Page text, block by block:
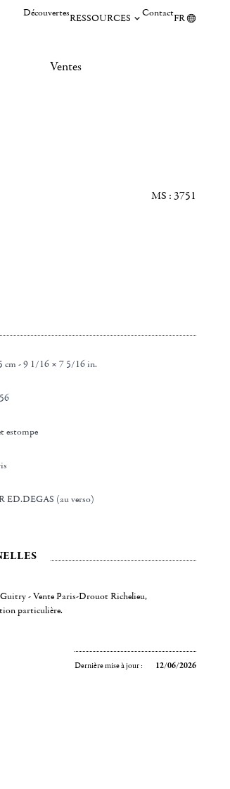
DécouvertesRESSOURCES ContactFR
Ventes
MS : 3751
cm - 9 1/16 × 7 5/16 in.
estompe
ED.DEGAS (au verso)
Guitry - Vente Paris-Drouot Richelieu,
particulière.
Dernière mise à jour : 12/06/2026